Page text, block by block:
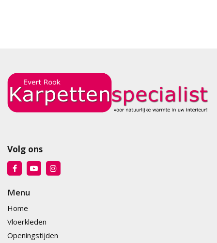
Volg ons
Menu
Home
Vloerkleden
Openingstijden